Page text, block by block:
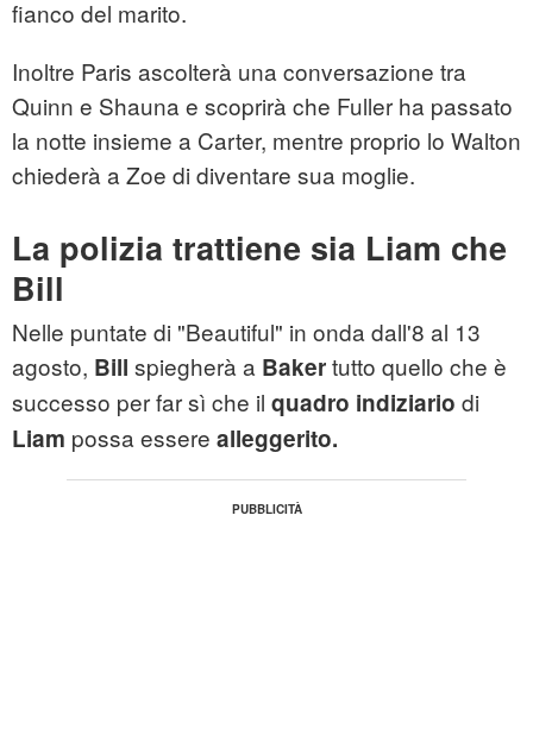
fianco del marito.
Inoltre Paris ascolterà una conversazione tra
Quinn e Shauna e scoprirà che Fuller ha passato
la notte insieme a Carter, mentre proprio lo Walton
chiederà a Zoe di diventare sua moglie.
La polizia trattiene sia Liam che
Bill
Nelle puntate di "Beautiful" in onda dall'8 al 13
agosto, Bill spiegherà a Bakertutto quello che è
successo per far sì che il quadro indiziario di
Liam possa essere alleggerito.